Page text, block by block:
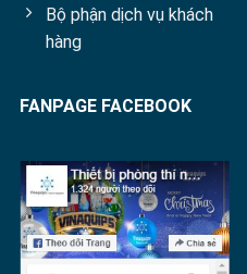
Bộ phận dịch vụ khách
hàng
FANPAGE FACEBOOK